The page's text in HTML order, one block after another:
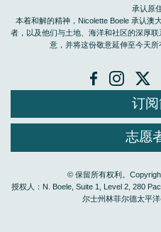
承认原
本着和解的精神，Nicolette Boele 承认澳
者，以及他们与土地、海洋和社区的深厚
意，并将这份敬意延伸至今天所
订
志愿
© 保留所有权利。
授权人：N. Boele, Suite 1, Level 2, 280
尔士州林菲尔德太平洋